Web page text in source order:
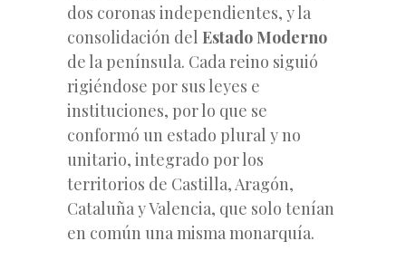
dos coronas independientes, y la
consolidación del Estado Moderno
de la península. Cada reino siguió
rigiéndose por sus leyes e
instituciones, por lo que se
conformó un estado plural y no
unitario, integrado por los
territorios de Castilla, Aragón,
Cataluña yValencia, que solo tenían
en común una misma monarquía.